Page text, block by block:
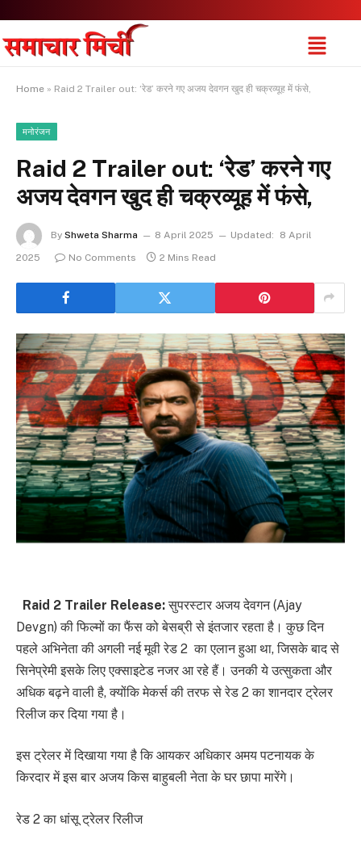
Home » Raid 2 Trailer out: ‘रेड’ करने गए अजय देवगन खुद ही चक्रव्यूह में फंसे,
मनोरंजन
Raid 2 Trailer out: ‘रेड’ करने गए
अजय देवगन खुद ही चक्रव्यूह में फंसे,
By Shweta Sharma 8 April 2025 Updated:
8 April
2025
No Comments 2 Mins Read
Raid 2 Trailer Release:सुपरस्टार अजय देवगन (Ajay
Devgn) की फिल्मों का फैंस को बेसब्री से इंतजार रहता है। कुछ दिन
पहले अभिनेता की अगली नई मूवी रेड 2 का एलान हुआ था, जिसके बाद से
सिनेप्रेमी इसके लिए एक्साइटेड नजर आ रहे हैं। उनकी ये उत्सुकता और
अधिक बढ़ने वाली है, क्योंकि मेकर्स की तरफ से रेड 2 का शानदार ट्रेलर
रिलीज कर दिया गया है।
इस ट्रेलर में दिखाया गया है कि आयकर अधिकार अमय पटनायक के
किरदार में इस बार अजय किस बाहुबली नेता के घर छापा मारेंगे।
रेड 2 का धांसू ट्रेलर रिलीज